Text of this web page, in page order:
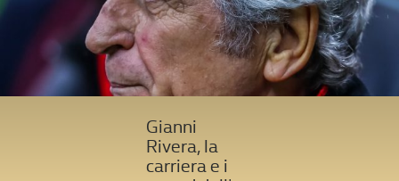
Gianni
Rivera, la
carriera e i